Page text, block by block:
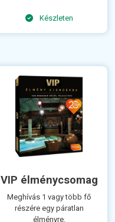
Készleten
VIP élménycsomag
Meghívás 1 vagy több fő
részére egy páratlan
élményre.